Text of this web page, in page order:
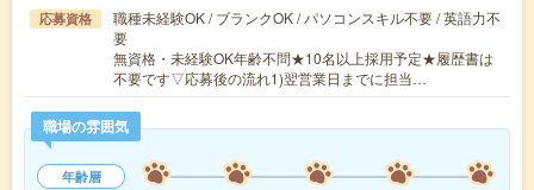
応募資格
職種未経験OK / ブランクOK / パソコンスキル不要 / 英語力不
要
無資格・未経験OK年齢不問★10名以上採用予定★履歴書は
不要です▽応募後の流れ1)翌営業日までに担当…
職場の雰囲気
年齢層